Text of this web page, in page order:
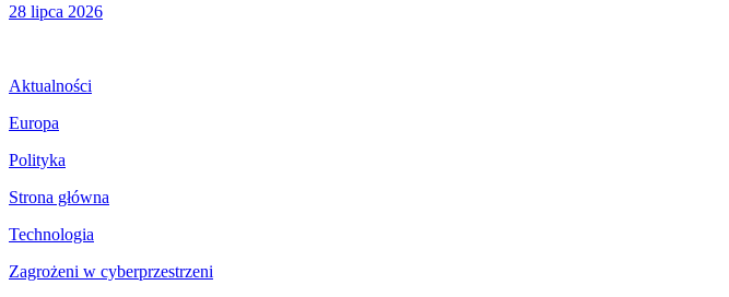
28 lipca 2026
Aktualności
Europa
Polityka
Strona główna
Technologia
Zagrożeni w cyberprzestrzeni